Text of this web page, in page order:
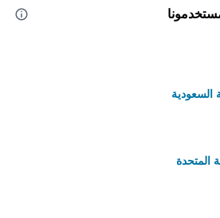
السعودية
المتحدة